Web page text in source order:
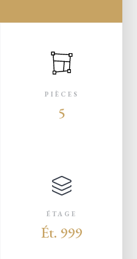
PIÈCES
5
ÉTAGE
Ét. 999